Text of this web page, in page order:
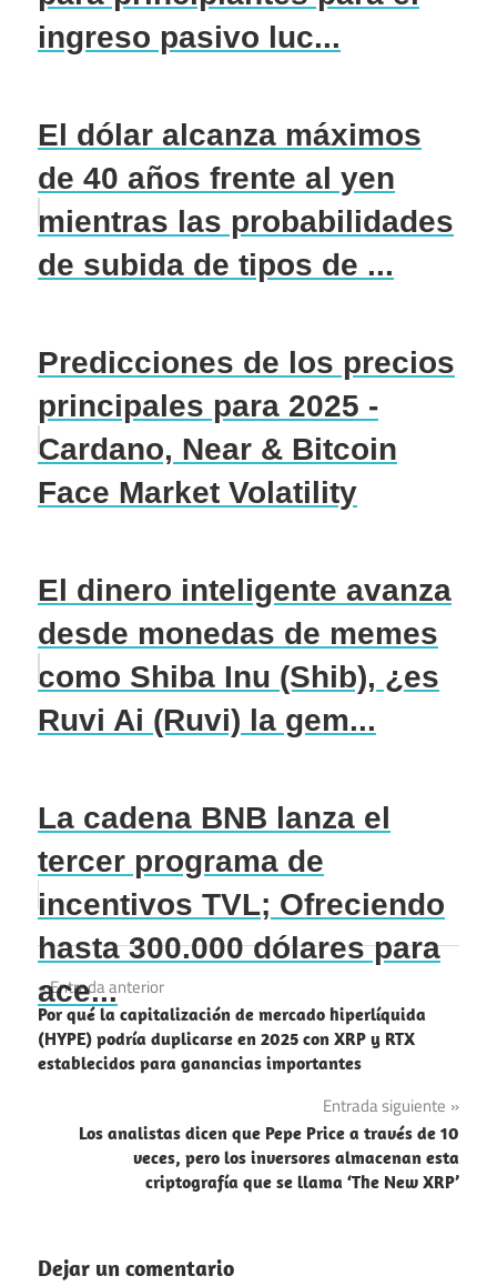
ingreso pasivo luc...
El dólar alcanza máximos
de 40 años frente al yen
mientras las probabilidades
de subida de tipos de ...
Predicciones de los precios
principales para 2025 -
Cardano, Near & Bitcoin
Face Market Volatility
El dinero inteligente avanza
desde monedas de memes
como Shiba Inu (Shib), ¿es
Ruvi Ai (Ruvi) la gem...
La cadena BNB lanza el
tercer programa de
incentivos TVL; Ofreciendo
hasta 300.000 dólares para
ace...
Navegación
de
entradas
Entrada anterior
Por qué la capitalización de mercado hiperlíquida
(HYPE) podría duplicarse en 2025 con XRP y RTX
establecidos para ganancias importantes
Entrada siguiente
Los analistas dicen que Pepe Price a través de 10
veces, pero los inversores almacenan esta
criptografía que se llama ‘The New XRP’
Dejar un comentario